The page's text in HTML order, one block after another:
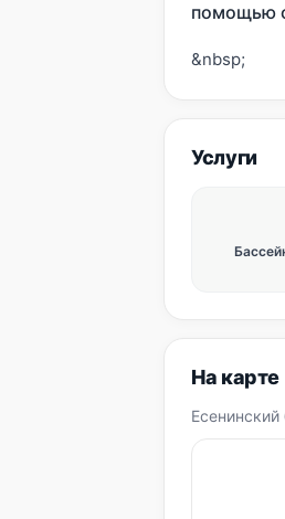
помощью
&nbsp;
Услуги
На карте
Есенинский